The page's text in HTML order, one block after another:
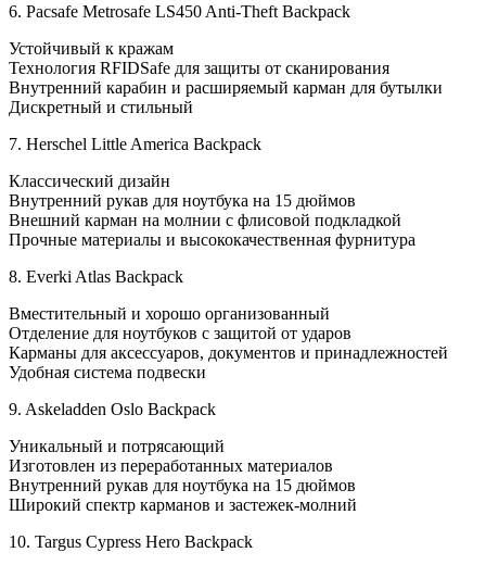
6. Pacsafe Metrosafe LS450 Anti-Theft Backpack
Устойчивый к кражам
Технология RFIDSafe для защиты от сканирования
Внутренний карабин и расширяемый карман для бутылки
Дискретный и стильный
7. Herschel Little America Backpack
Классический дизайн
Внутренний рукав для ноутбука на 15 дюймов
Внешний карман на молнии с флисовой подкладкой
Прочные материалы и высококачественная фурнитура
8. Everki Atlas Backpack
Вместительный и хорошо организованный
Отделение для ноутбуков с защитой от ударов
Карманы для аксессуаров, документов и принадлежностей
Удобная система подвески
9. Askeladden Oslo Backpack
Уникальный и потрясающий
Изготовлен из переработанных материалов
Внутренний рукав для ноутбука на 15 дюймов
Широкий спектр карманов и застежек-молний
10. Targus Cypress Hero Backpack